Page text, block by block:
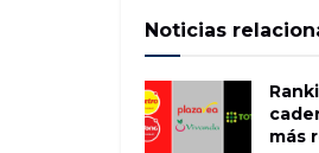
Noticias
más